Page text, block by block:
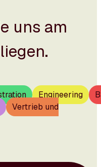
uns am
Engineering
Vertrieb und